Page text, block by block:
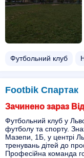
Футбольний клуб
Footbik Спартак
Зачинено зараз
Футбольний клуб у
футболу та спорту.
Мазепи, 1Б, у центрі
тренувань дітей до
Професійна команда